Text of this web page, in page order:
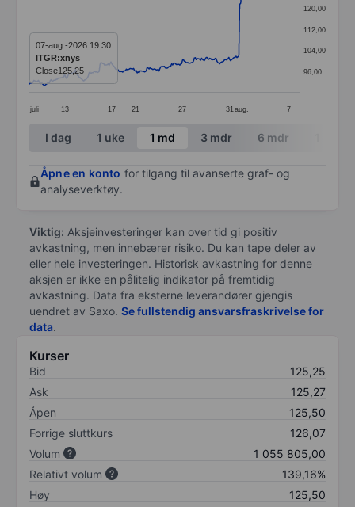
The chart has 1 X axis displaying categories.
The chart has 1 Y axis displaying values. Data
juli 13 17 21 27 31 aug. 7
96,00
104,00
112,00
120,00
07-aug.-2026 19:30
ITGR:xnys
Close125,25
End of interactive chart.
I dag 1 uke 1 md 3 mdr 6 mdr
Åpne en konto for tilgang til avanserte graf- og
analyseverktøy.
Viktig: Aksjeinvesteringer kan over tid gi positiv
avkastning, men innebærer risiko. Du kan tape deler av
eller hele investeringen. Historisk avkastning for denne
aksjen er ikke en pålitelig indikator på fremtidig
avkastning. Data fra eksterne leverandører gjengis
uendret av Saxo. Se fullstendig ansvarsfraskrivelse for
data.
Kurser
Bid
125,25
Ask
125,27
Åpen
125,50
Forrige sluttkurs
126,07
Volum
1 055 805,00
Relativt volum
139,16%
Høy
125,50